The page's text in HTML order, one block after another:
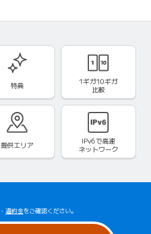
特典
1ギガ10ギガ
比較
提供エリア IPv6で高速
ネットワーク
・ 違約金をご確認ください。